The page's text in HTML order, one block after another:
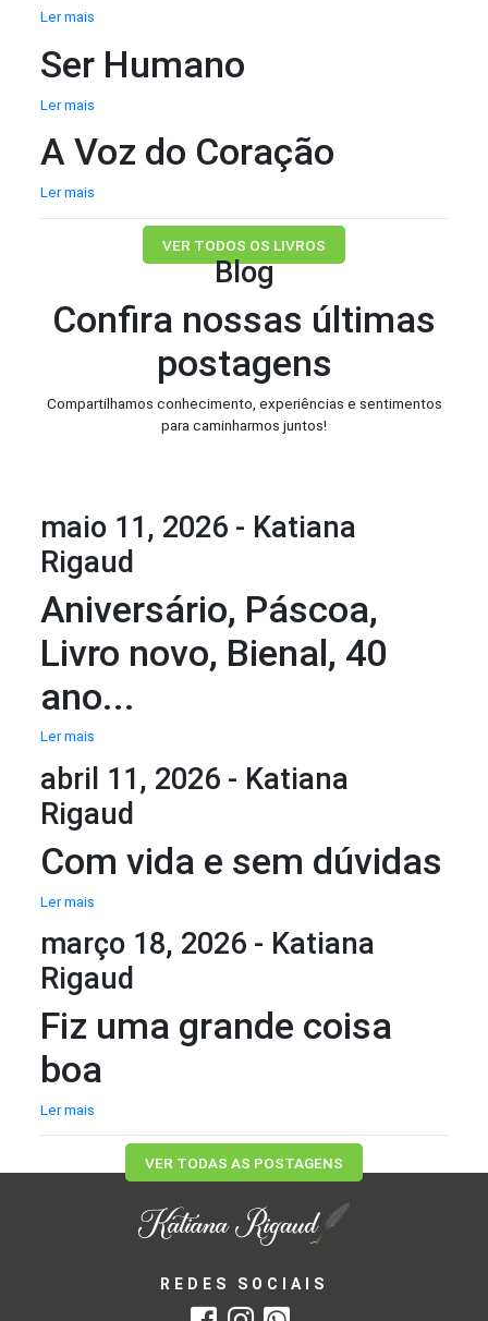
Ler mais
Ser Humano
Ler mais
A Voz do Coração
Ler mais
VER TODOS OS LIVROS
Blog
Confira nossas últimas
postagens
Compartilhamos conhecimento, experiências e sentimentos
para caminharmos juntos!
maio 11, 2026 - Katiana
Rigaud
Aniversário, Páscoa,
Livro novo, Bienal, 40
ano...
Ler mais
abril 11, 2026 - Katiana
Rigaud
Com vida e sem dúvidas
Ler mais
março 18, 2026 - Katiana
Rigaud
Fiz uma grande coisa
boa
Ler mais
VER TODAS AS POSTAGENS
REDES SOCIAIS